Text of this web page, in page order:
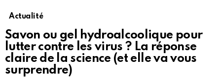
Actualité
Savon ou gel hydroalcoolique pour
lutter contre les virus ? La réponse
claire de la science (et elle va vous
surprendre)